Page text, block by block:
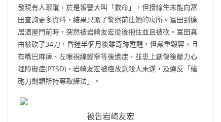
發現有人跟蹤，於是報警大叫「救命」，但接線生未能向冨
田查詢更多資料，結果只派了警察前往她的寓所。冨田到達
居酒屋門前時，突然被岩崎友宏從後抱住並且被砍。冨田真
由被砍了34刀，昏迷半個月後雖奇跡甦醒，但嚴重毀容，且
有嘴巴麻痺、左眼視線變窄等後遺症，並患上創傷後壓力心
理障礙症(PTSD)。岩崎友宏被控故意殺人未遂，及違反「槍
砲刀劍類所持等取締法」。
被告岩崎友宏